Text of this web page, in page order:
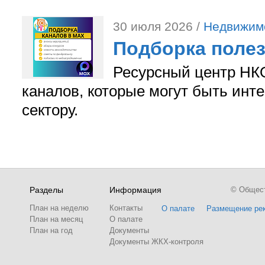
30 июля 2026 /
Подборка
Ресурсный центр
каналов, которые могут быть
сектору.
Разделы
План на неделю
План на месяц
План на год
Информация
Контакты
О палате
Документы
Документы ЖКХ-контроля
О палате Размещение
©